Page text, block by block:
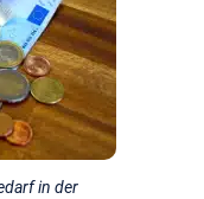
in der